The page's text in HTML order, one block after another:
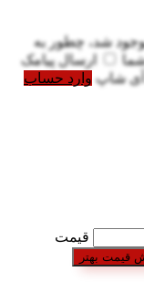
شد، چطور به
ارسال پیامک
شاپ وارد حساب
قیمت
قیمت بهتر